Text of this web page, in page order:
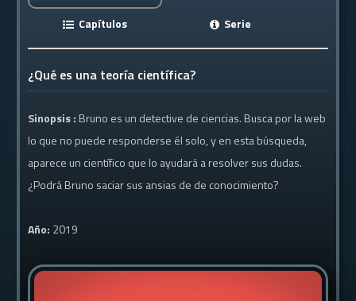
Capítulos
Serie
¿Qué es una teoría científica?
Sinopsis : Bruno es un detective de ciencias. Busca por la web
lo que no puede responderse él solo, y en esta búsqueda,
aparece un científico que lo ayudará a resolver sus dudas.
¿Podrá Bruno saciar sus ansias de de conocimiento?
Año: 2019